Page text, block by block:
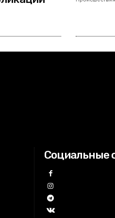
Социальные